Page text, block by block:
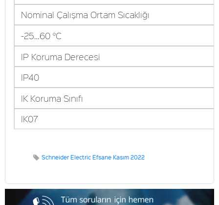
Nominal Çalışma Ortam Sıcaklığı
-25…60 °C
IP Koruma Derecesi
IP40
IK Koruma Sınıfı
IK07
Schneider Electric Efsane Kasım 2022